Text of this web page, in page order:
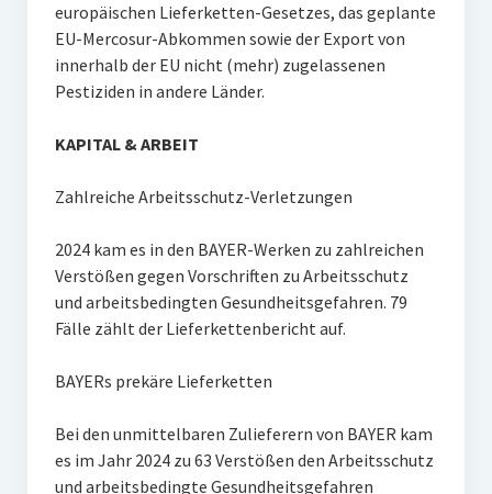
europäischen Lieferketten-Gesetzes, das geplante
EU-Mercosur-Abkommen sowie der Export von
innerhalb der EU nicht (mehr) zugelassenen
Pestiziden in andere Länder.
KAPITAL & ARBEIT
Zahlreiche Arbeitsschutz-Verletzungen
2024 kam es in den BAYER-Werken zu zahlreichen
Verstößen gegen Vorschriften zu Arbeitsschutz
und arbeitsbedingten Gesundheitsgefahren. 79
Fälle zählt der Lieferkettenbericht auf.
BAYERs prekäre Lieferketten
Bei den unmittelbaren Zulieferern von BAYER kam
es im Jahr 2024 zu 63 Verstößen den Arbeitsschutz
und arbeitsbedingte Gesundheitsgefahren